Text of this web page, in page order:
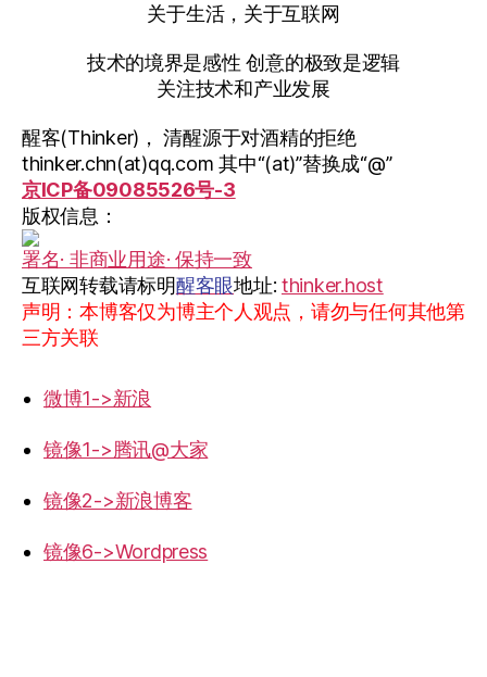
关于生活，关于互联网
技术的境界是感性 创意的极致是逻辑
关注技术和产业发展
醒客(Thinker)， 清醒源于对酒精的拒绝
thinker.chn(at)qq.com 其中“(at)”替换成“@”
京ICP备09085526号-3
版权信息：
署名· 非商业用途· 保持一致
互联网转载请标明醒客眼地址: thinker.host
声明：本博客仅为博主个人观点，请勿与任何其他第
三方关联
微博1->新浪
镜像1->腾讯@大家
镜像2->新浪博客
镜像6->Wordpress